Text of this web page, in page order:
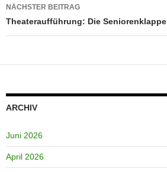
NÄCHSTER BEITRAG
Theateraufführung: Die
ARCHIV
Juni 2026
April 2026